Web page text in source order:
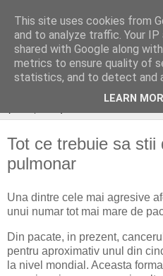
stiri si
aleatoare..
Tot ce trebuie sa stii
pulmonar
Una dintre cele mai agresive
unui numar tot mai mare de
Din pacate, in prezent,
pentru aproximativ unul din
la nivel mondial. Aceasta
This site uses cookies from
and to analyze traffic. Your
shared with Google along
metrics to ensure quality of
statistics, and to detect and
LEARN